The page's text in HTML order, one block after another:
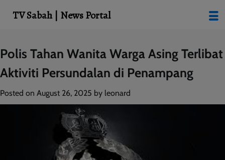
Skip
to
content
Polis Tahan Wanita Warga Asing Terlibat
Aktiviti Persundalan di Penampang
Posted on August 26, 2025 by leonard
TV Sabah | News Portal